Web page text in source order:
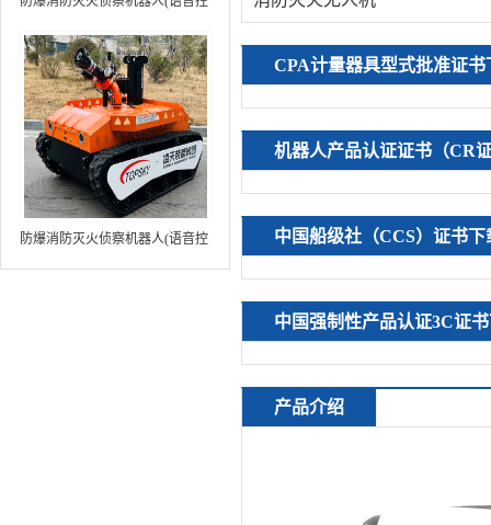
火焰）中型RXR-MC80BD（第8
代）
防爆消防灭火侦察机器人(语音控
制+跟随功能+5G控制+水炮跟踪
CPA计量器具型式批准证书
机器人产品认证证书（CR
中国船级社（CCS）证书下
中国强制性产品认证3C证
产品介绍